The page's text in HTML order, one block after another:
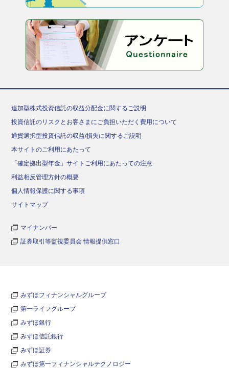
追加型株式投資信託の収益分配金に関するご説明
投資信託のリスクとお客さまにご負担いただく費用について
通貨選択型投資信託の収益/損失に関するご説明
本サイトのご利用にあたって
「確定拠出型年金」サイトご利用にあたっての注意
利益相反管理方針の概要
個人情報保護に関する事項
サイトマップ
マイナンバー
証券取引等監視委員会 情報提供窓口
みずほフィナンシャルグループ
第一ライフグループ
みずほ銀行
みずほ信託銀行
みずほ証券
みずほ第一フィナンシャルテクノロジー